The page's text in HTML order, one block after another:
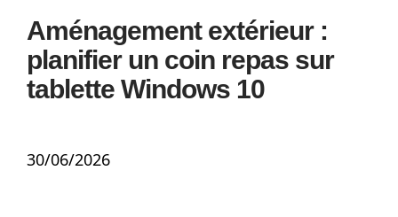
Aménagement extérieur :
planifier un coin repas sur
tablette Windows 10
30/06/2026